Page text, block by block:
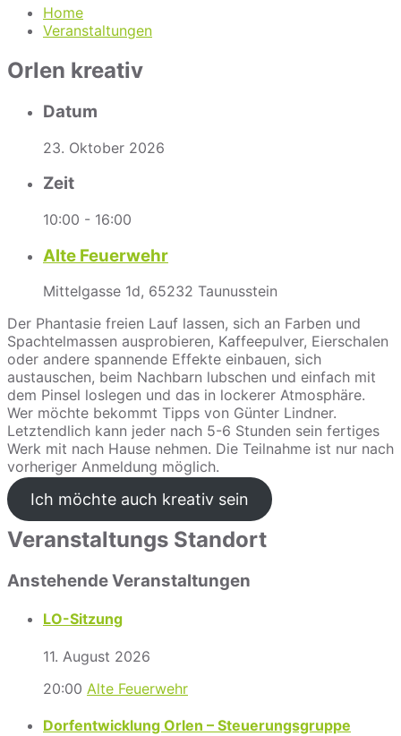
Home
Veranstaltungen
Orlen kreativ
Datum
23. Oktober 2026
Zeit
10:00 - 16:00
Alte Feuerwehr
Mittelgasse 1d, 65232 Taunusstein
Der Phantasie freien Lauf lassen, sich an Farben und
Spachtelmassen ausprobieren, Kaffeepulver, Eierschalen
oder andere spannende Effekte einbauen, sich
austauschen, beim Nachbarn lubschen und einfach mit
dem Pinsel loslegen und das in lockerer Atmosphäre.
Wer möchte bekommt Tipps von Günter Lindner.
Letztendlich kann jeder nach 5-6 Stunden sein fertiges
Werk mit nach Hause nehmen. Die Teilnahme ist nur nach
vorheriger Anmeldung möglich.
Ich möchte auch kreativ sein
Veranstaltungs Standort
Anstehende Veranstaltungen
LO-Sitzung
11. August 2026
20:00 Alte Feuerwehr
Dorfentwicklung Orlen – Steuerungsgruppe